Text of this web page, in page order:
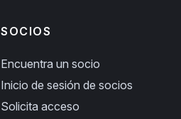
SOCIOS
Encuentra un socio
Inicio de sesión de socios
Solicita acceso